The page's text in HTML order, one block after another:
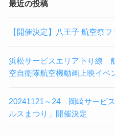
最近の投稿
【開催決定】八王子 航空祭
浜松サービスエリア下り線
空自衛隊航空機動画上映イベ
20241121～24 岡崎サービ
ルスまつり」開催決定